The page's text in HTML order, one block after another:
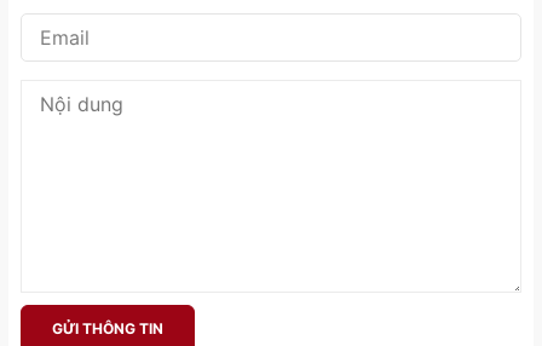
GỬI THÔNG TIN